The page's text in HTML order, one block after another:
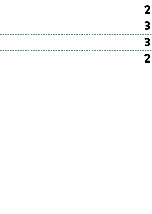
２００
立て ３００
年間 ３００
２０００